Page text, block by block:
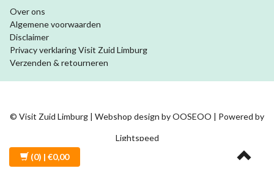
Over ons
Algemene voorwaarden
Disclaimer
Privacy verklaring Visit Zuid Limburg
Verzenden & retourneren
© Visit Zuid Limburg | Webshop design byOOSEOO | Powered by
Lightspeed
(0) | €0,00